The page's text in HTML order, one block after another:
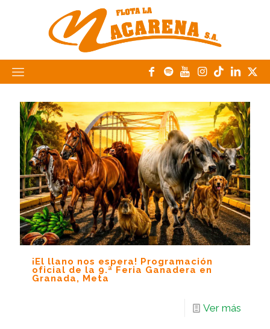
¡El llano nos espera! Programación
oficial de la 9.ª Feria Ganadera en
Granada, Meta
Ver más